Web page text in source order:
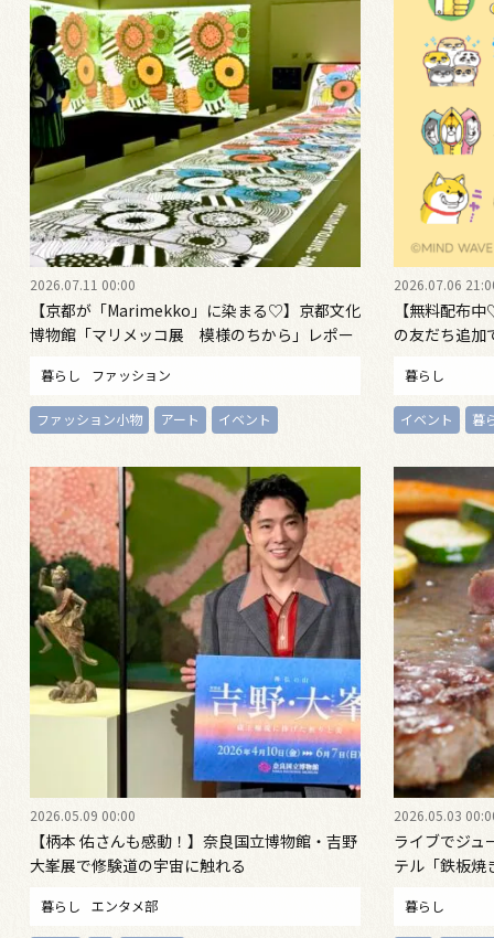
2026.07.11 00:00
【京都が「Marimekko」に染まる♡】京都文化
博物館「マリメッコ展 模様のちから」レポー
暮らし ファッション
ファッション小物 アート イベント
2026.07.06
【無料配布
の友だち追
暮らし
イベント 暮
2026.05.09 00:00
【柄本 佑さんも感動！】奈良国立博物館・吉野
大峯展で修験道の宇宙に触れる
暮らし エンタメ部
2026.05.03
ライブでジュ
テル「鉄板焼
暮らし